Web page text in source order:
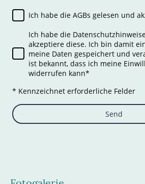
Ich habe die AGBs gelesen und
Ich habe die
akzeptiere diese. Ich bin damit
meine Daten gespeichert und
ist bekannt, dass ich meine
widerrufen kann*
* Kennzeichnet erforderliche Felder
Send